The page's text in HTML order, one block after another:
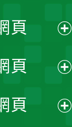
單
選
單
開
選
單
頁
開
選
頁
開
頁